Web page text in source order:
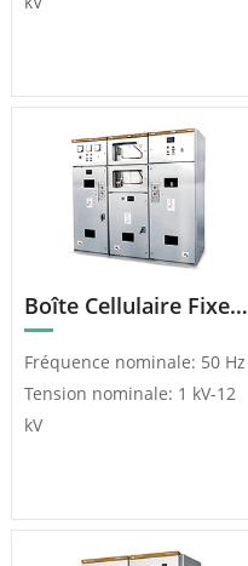
Boîte Cellulaire Fixe XGN7 – 12 Avec Enveloppe Métallique
Fréquence nominale: 50 Hz
Tension nominale: 1 kV-12
kV